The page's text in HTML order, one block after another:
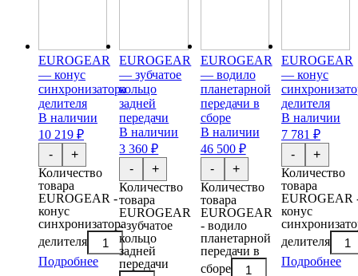
EUROGEAR
— конус
синхронизатора
делителя
В наличии
10 219 ₽
-
Количество
товара
EUROGEAR -
конус
синхронизатора
делителя
+
Подробнее
EUROGEAR
— зубчатое
кольцо
задней
передачи
В наличии
3 360 ₽
-
Количество
товара
EUROGEAR
- зубчатое
кольцо
задней
передачи
+
EUROGEAR
— водило
планетарной
передачи в
сборе
В наличии
46 500 ₽
-
Количество
товара
EUROGEAR
- водило
планетарной
передачи в
сборе
+
EUROGEAR
— конус
делителя
В наличии
7 781 ₽
-
Количество
товара
EUROGEAR
конус
делителя
+
Подробнее